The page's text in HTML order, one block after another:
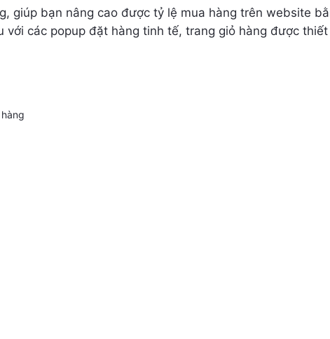
giúp bạn nâng cao được tỷ lệ mua hàng trên website
các popup đặt hàng tinh tế, trang giỏ hàng được